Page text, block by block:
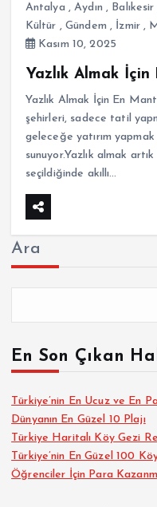
Antalya ,Aydın , Balıkesir
Kültür , Gündem , İzmir,
Kasım 10, 2025
Yazlık Almak İçin
Yazlık Almak İçin En
şehirleri, sadece tatil
geleceğe yatırım
sunuyor.Yazlık almak
seçildiğinde akıllı…
Ara
En Son Çıkan
Türkiye’nin En Ucuz ve En
Dünyanın En Güzel 10 Plajı
Türkiye Haritalı Köy Gezi
Türkiye’nin En Güzel 100
Öğrenciler İçin Para